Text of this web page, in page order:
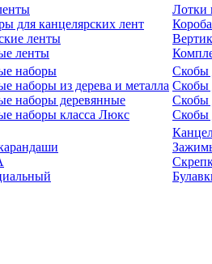
для канцелярских лент
ленты
ленты
Лотки
наборы
наборы из дерева и металла
наборы деревянные
наборы класса Люкс
Скобы
Скобы
Скобы
Скобы